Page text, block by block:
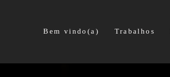
Bem vindo(a) Trabalhos